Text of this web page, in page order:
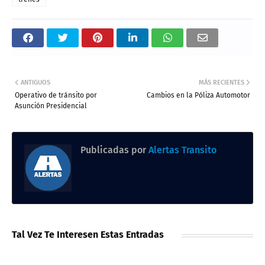
MÁS RECIENTES
Cambios en la Póliza Automotor
ANTIGUOS
Operativo de tránsito por
Asunción Presidencial
Publicadas por Alertas Transito
Tal Vez Te Interesen Estas Entradas